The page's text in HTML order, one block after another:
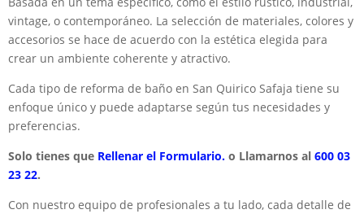
vintage, o contemporáneo. La selección de materiales, colores y
accesorios se hace de acuerdo con la estética elegida para
crear un ambiente coherente y atractivo.
Cada tipo de reforma de baño en San Quirico Safaja tiene su
enfoque único y puede adaptarse según tus necesidades y
preferencias.
Solo tienes que Rellenar el Formulario. o Llamarnos al 600 03
23 22.
Con nuestro equipo de profesionales a tu lado, cada detalle de